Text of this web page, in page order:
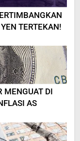
TERTEKAN!
MENGUAT DI
AS